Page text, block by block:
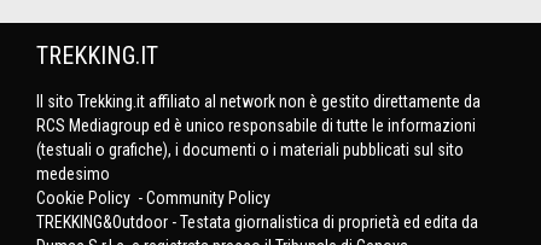
TREKKING.IT
Il sito Trekking.it affiliato al network non è gestito direttamente da
RCS Mediagroup ed è unico responsabile di tutte le informazioni
(testuali o grafiche), i documenti o i materiali pubblicati sul sito
medesimo
Cookie Policy -Community Policy
TREKKING&Outdoor - Testata giornalistica di proprietà ed edita da